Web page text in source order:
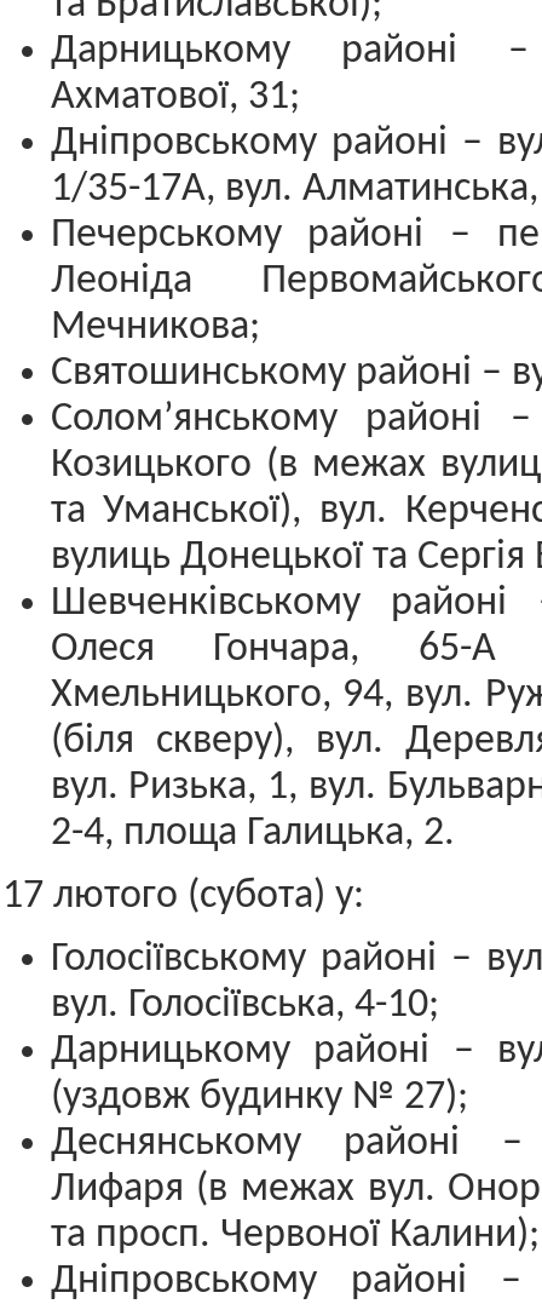
Дарницькому районі
Ахматової, 31;
Дніпровському районі –
1/35-17А, вул.
Печерському районі –
Леоніда
Мечникова;
Святошинському районі –
Солом’янському районі
Козицького (в межах
та Уманської), вул.
вулиць Донецької та
Шевченківському
Олеся Гончара, 65-А
Хмельницького, 94, вул.
(біля скверу), вул.
вул. Ризька, 1, вул.
2-4, площа Галицька, 2.
17 лютого (субота) у:
Голосіївському районі –
вул. Голосіївська, 4-10;
Дарницькому районі –
(уздовж будинку № 27);
Деснянському районі
Лифаря (в межах вул.
та просп. Червоної Калини);
Дніпровському районі –